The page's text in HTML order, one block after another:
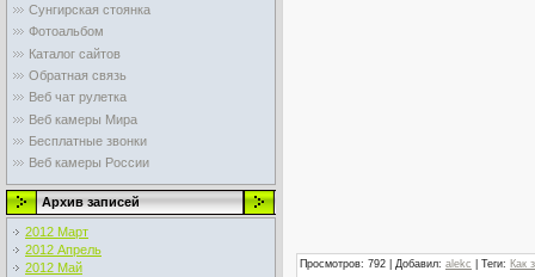
Сунгирская стоянка
Фотоальбом
Каталог сайтов
Обратная связь
Веб чат рулетка
Веб камеры Мира
Бесплатные звонки
Веб камеры России
Архив записей
2012 Март
2012 Апрель
2012 Май
Просмотров: 792 Добавил: alekc Теги: Как